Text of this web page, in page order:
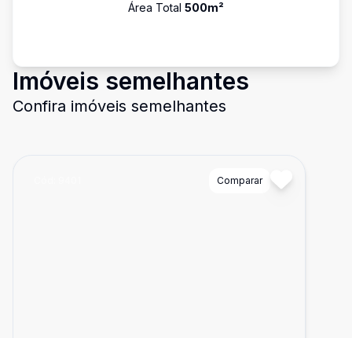
Área Total 500m²
Imóveis semelhantes
Confira imóveis semelhantes
Comparar